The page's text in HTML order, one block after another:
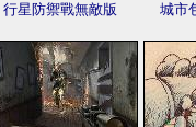
行星防禦戰無敵版 城市